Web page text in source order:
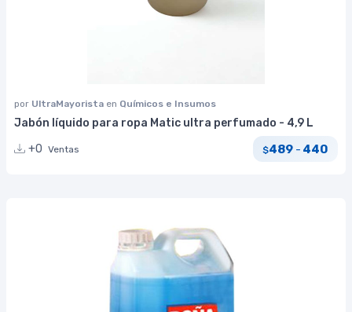
por UltraMayorista en Químicos e Insumos
Jabón líquido para ropa Matic ultra perfumado - 4,9 L
+0 Ventas $489 - 440